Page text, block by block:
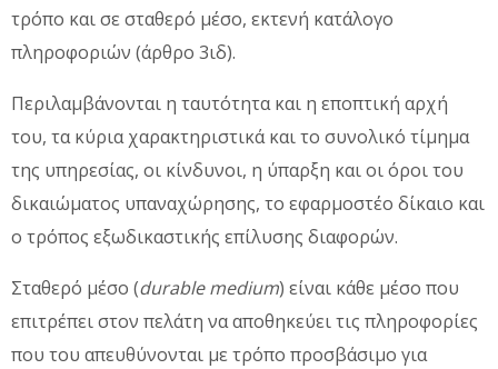
τρόπο και σε σταθερό μέσο, εκτενή κατάλογο
πληροφοριών (άρθρο 3ιδ).
Περιλαμβάνονται η ταυτότητα και η εποπτική αρχή
του, τα κύρια χαρακτηριστικά και το συνολικό τίμημα
της υπηρεσίας, οι κίνδυνοι, η ύπαρξη και οι όροι του
δικαιώματος υπαναχώρησης, το εφαρμοστέο δίκαιο και
ο τρόπος εξωδικαστικής επίλυσης διαφορών.
Σταθερό μέσο (durable medium) είναι κάθε μέσο που
επιτρέπει στον πελάτη να αποθηκεύει τις πληροφορίες
που του απευθύνονται με τρόπο προσβάσιμο για